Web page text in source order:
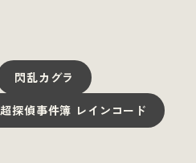
閃乱カグラ
超探偵事件簿 レインコード